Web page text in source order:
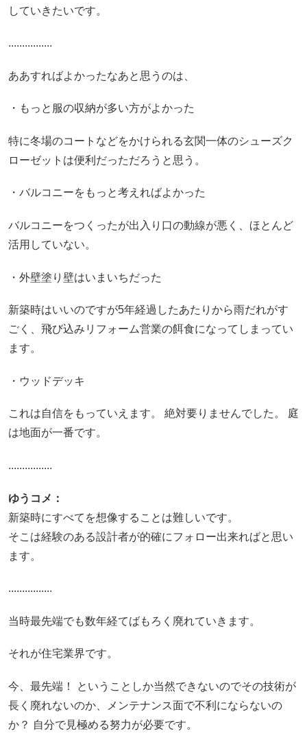
していきたいです。
................
ああすればよかったなあと思うのは、
・もっと服の収納が多い方がよかった
特に冬場のコートなどをかけられる玄関一体のシューズク
ローゼットは便利だっただろうと思う。
・バルコニーをもっと考えればよかった
バルコニーをつくったが出入り口の動線が悪く、ほとんど
活用していない。
・外壁塗り壁はいまいちだった
新築時はいいのですが5年経過したあたりから雨だれがす
ごく、飛び込みリフォーム営業の餌食になってしまってい
ます。
・ウッドデッキ
これは自信をもっていえます。 絶対要りませんでした。 庭
は地面が一番です。
................
ゆうコメ：
新築時にすべてを想像することは難しいです。
そこは経験のある設計者が的確にフォロー出来ればと思い
ます。
................
当時最先端でも数年経てばもろく廃れていきます。
それが住宅業界です。
今、最先端！ ということしか当然できないのでその技術が
長く廃れないのか、メンテナンス面で不利にならないの
か？ 自分で見極める努力が必要です。